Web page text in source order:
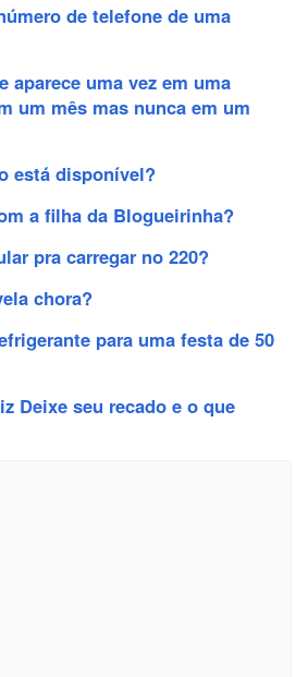
de telefone de uma
aparece uma vez em uma
um mês mas nunca em um
está disponível?
a filha da Blogueirinha?
pra carregar no 220?
chora?
para uma festa de 50
Deixe seu recado e o que